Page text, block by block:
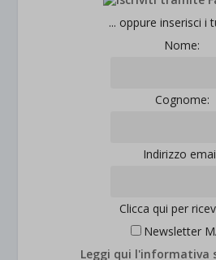
... oppure inserisci i
Nome:
Cognome:
Indirizzo
Clicca qui per
Newsletter
Leggi qui l'informativa